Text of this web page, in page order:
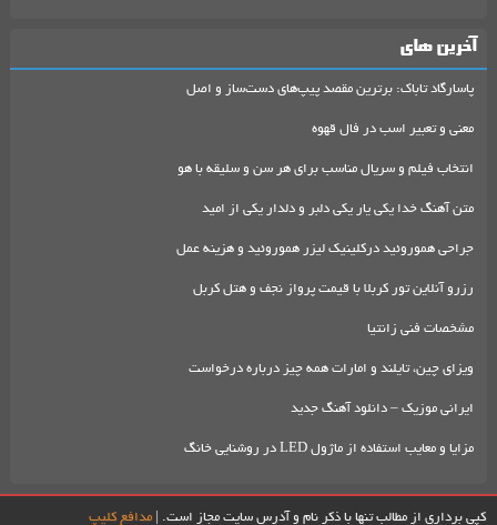
آخرین های
پاسارگاد تاباک: برترین مقصد پیپ‌های دست‌ساز و اصل
معنی و تعبیر اسب در فال قهوه
انتخاب فیلم و سریال مناسب برای هر سن و سلیقه با هو
متن آهنگ خدا یکی یار یکی دلبر و دلدار یکی از امید
جراحی هموروئید درکلینیک لیزر هموروئید و هزینه عمل
رزرو آنلاین تور کربلا با قیمت پرواز نجف و هتل کربل
مشخصات فنی زانتیا
ویزای چین، تایلند و امارات همه چیز درباره درخواست
ایرانی موزیک – دانلود آهنگ جدید
مزایا و معایب استفاده از ماژول LED در روشنایی خانگ
کپی برداری از مطالب تنها با ذکر نام و آدرس سایت مجاز است. | مدافع کلیپ